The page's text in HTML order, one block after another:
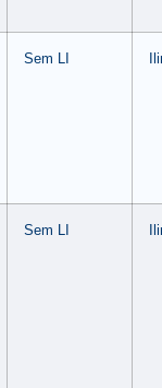
Sem LI
Sem LI